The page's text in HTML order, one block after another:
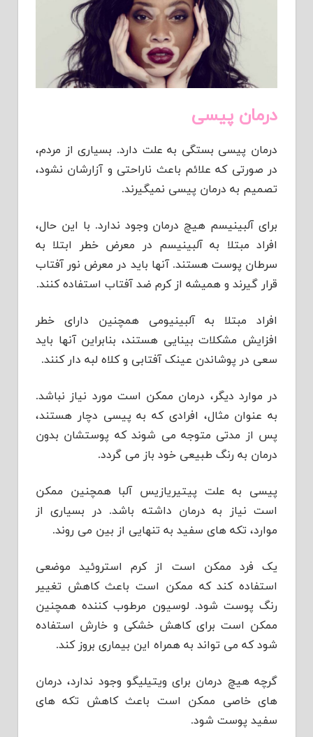
درمان پیسی
درمان پیسی بستگی به علت دارد. بسیاری از مردم،
در صورتی که علائم باعث ناراحتی و آزارشان نشود،
تصمیم به درمان پیسی نمیگیرند.
برای آلبینیسم هیچ درمان وجود ندارد. با این حال،
افراد مبتلا به آلبینیسم در معرض خطر ابتلا به
سرطان پوست هستند. آنها باید در معرض نور آفتاب
قرار گیرند و همیشه از کرم ضد آفتاب استفاده کنند.
افراد مبتلا به آلبینیومی همچنین دارای خطر
افزایش مشکلات بینایی هستند، بنابراین آنها باید
سعی در پوشاندن عینک آفتابی و کلاه لبه دار کنند.
در موارد دیگر، درمان ممکن است مورد نیاز نباشد.
به عنوان مثال، افرادی که به پیسی دچار هستند،
پس از مدتی متوجه می شوند که پوستشان بدون
درمان به رنگ طبیعی خود باز می گردد.
پیسی به علت پیتیریازیس آلبا همچنین ممکن
است نیاز به درمان داشته باشد. در بسیاری از
موارد، تکه های سفید به تنهایی از بین می روند.
یک فرد ممکن است از کرم استروئید موضعی
استفاده کند که ممکن است باعث کاهش تغییر
رنگ پوست شود. لوسیون مرطوب کننده همچنین
ممکن است برای کاهش خشکی و خارش استفاده
شود که می تواند به همراه این بیماری بروز کند.
گرچه هیچ درمان برای ویتیلیگو وجود ندارد، درمان
های خاصی ممکن است باعث کاهش تکه های
سفید پوست شود.